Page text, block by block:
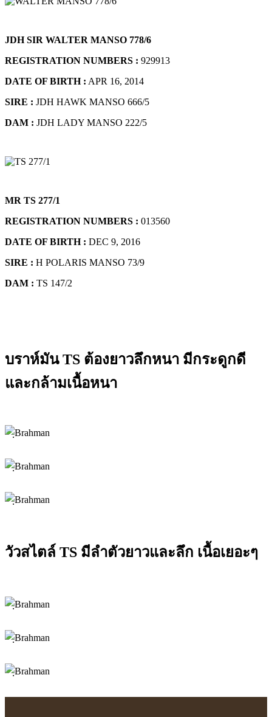
JDH SIR WALTER MANSO 778/6
REGISTRATION NUMBERS : 929913
DATE OF BIRTH : APR 16, 2014
SIRE : JDH HAWK MANSO 666/5
DAM : JDH LADY MANSO 222/5
MR TS 277/1
REGISTRATION NUMBERS : 013560
DATE OF BIRTH : DEC 9, 2016
SIRE : H POLARIS MANSO 73/9
DAM : TS 147/2
บราห์มัน TS ต้องยาวลึกหนา มีกระดูกดี
และกล้ามเนื้อหนา
วัวสไตล์ TS มีลำตัวยาวและลึก เนื้อเยอะๆ